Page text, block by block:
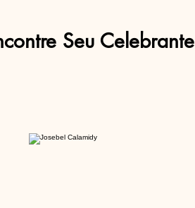
Seu Celebrante